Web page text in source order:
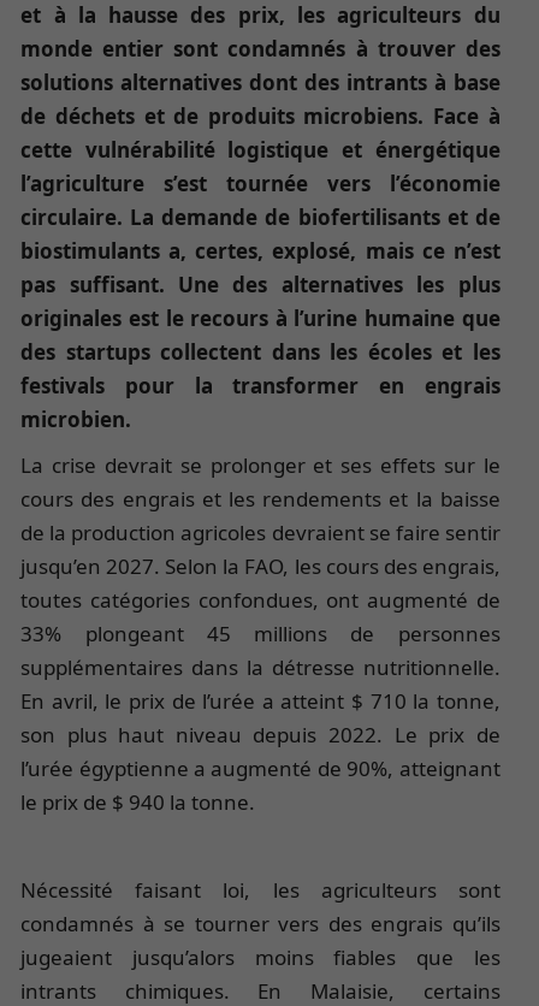
et à la hausse des prix, les agriculteurs du
monde entier sont condamnés à trouver des
solutions alternatives dont des intrants à base
de déchets et de produits microbiens. Face à
cette vulnérabilité logistique et énergétique
l’agriculture s’est tournée vers l’économie
circulaire. La demande de biofertilisants et de
biostimulants a, certes, explosé, mais ce n’est
pas suffisant. Une des alternatives les plus
originales est le recours à l’urine humaine que
des startups collectent dans les écoles et les
festivals pour la transformer en engrais
microbien.
La crise devrait se prolonger et ses effets sur le
cours des engrais et les rendements et la baisse
de la production agricoles devraient se faire sentir
jusqu’en 2027. Selon la FAO, les cours des engrais,
toutes catégories confondues, ont augmenté de
33% plongeant 45 millions de personnes
supplémentaires dans la détresse nutritionnelle.
En avril, le prix de l’urée a atteint $ 710 la tonne,
son plus haut niveau depuis 2022. Le prix de
l’urée égyptienne a augmenté de 90%, atteignant
le prix de $ 940 la tonne.
Nécessité faisant loi, les agriculteurs sont
condamnés à se tourner vers des engrais qu’ils
jugeaient jusqu’alors moins fiables que les
intrants chimiques. En Malaisie, certains